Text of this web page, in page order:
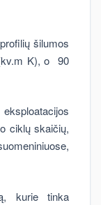
šilumos
K), o 90
ciklų skaičių,
kurie tinka